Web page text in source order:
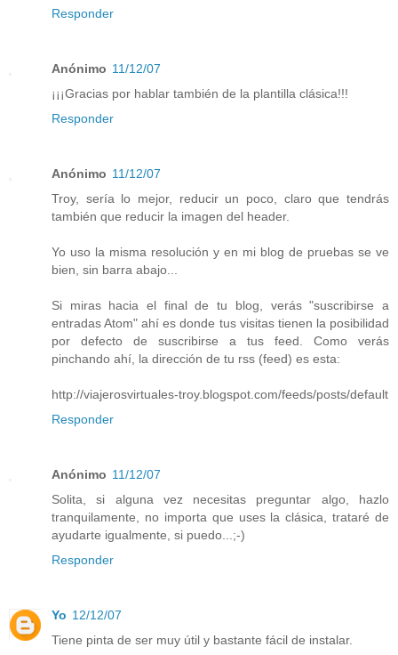
Responder
Anónimo 11/12/07
¡¡¡Gracias por hablar también de la plantilla clásica!!!
Responder
Anónimo 11/12/07
Troy, sería lo mejor, reducir un poco, claro que tendrás
también que reducir la imagen del header.
Yo uso la misma resolución y en mi blog de pruebas se ve
bien, sin barra abajo...
Si miras hacia el final de tu blog, verás "suscribirse a
entradas Atom" ahí es donde tus visitas tienen la posibilidad
por defecto de suscribirse a tus feed. Como verás
pinchando ahí, la dirección de tu rss (feed) es esta:
http://viajerosvirtuales-troy.blogspot.com/feeds/posts/default
Responder
Anónimo 11/12/07
Solita, si alguna vez necesitas preguntar algo, hazlo
tranquilamente, no importa que uses la clásica, trataré de
ayudarte igualmente, si puedo...;-)
Responder
Yo 12/12/07
Tiene pinta de ser muy útil y bastante fácil de instalar.